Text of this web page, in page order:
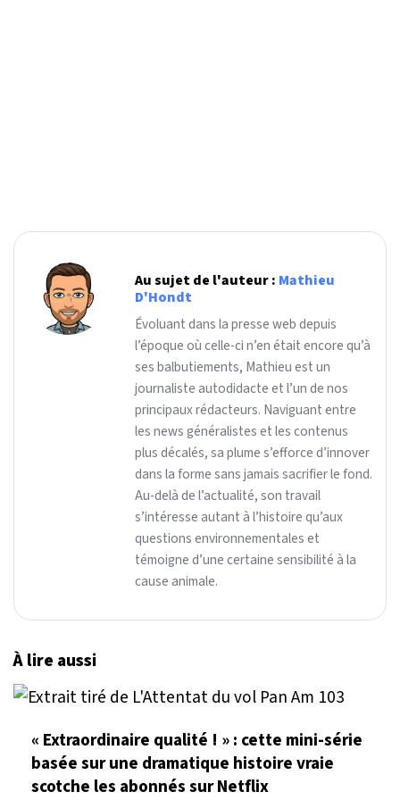
Au sujet de l'auteur : Mathieu
D'Hondt
Évoluant dans la presse web depuis
l’époque où celle-ci n’en était encore qu’à
ses balbutiements, Mathieu est un
journaliste autodidacte et l’un de nos
principaux rédacteurs. Naviguant entre
les news généralistes et les contenus
plus décalés, sa plume s’efforce d’innover
dans la forme sans jamais sacrifier le fond.
Au-delà de l’actualité, son travail
s’intéresse autant à l’histoire qu’aux
questions environnementales et
témoigne d’une certaine sensibilité à la
cause animale.
À lire aussi
« Extraordinaire qualité ! » : cette mini-série
basée sur une dramatique histoire vraie
scotche les abonnés sur Netflix